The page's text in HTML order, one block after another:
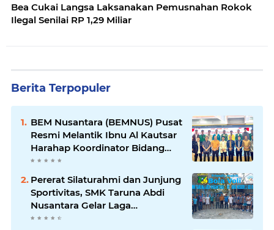
Bea Cukai Langsa Laksanakan Pemusnahan Rokok
Ilegal Senilai RP 1,29 Miliar
Berita Terpopuler
BEM Nusantara (BEMNUS) Pusat
Resmi Melantik Ibnu Al Kautsar
Harahap Koordinator Bidang
(Korbid) BEMNUS Periode
Pererat Silaturahmi dan Junjung
Sportivitas, SMK Taruna Abdi
Nusantara Gelar Laga
Persahabatan Bola Voli Putra